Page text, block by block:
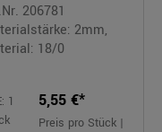
206781
2mm,
18/0
1
5,55 €*
Preis pro Stück |